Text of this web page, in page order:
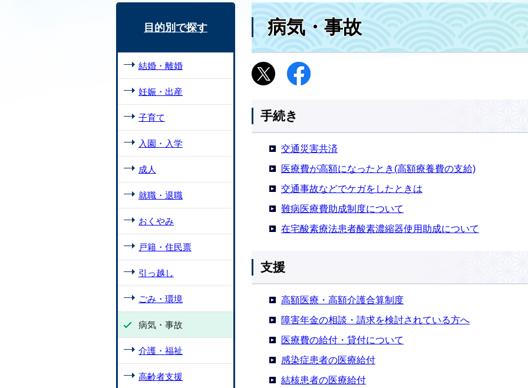
病気・事故
手続き
交通災害共済
医療費が高額になったとき(高額療養費の支給)
交通事故などでケガをしたときは
難病医療費助成制度について
在宅酸素療法患者酸素濃縮器使用助成について
支援
高額医療・高額介護合算制度
障害年金の相談・請求を検討されている方へ
医療費の給付・貸付について
感染症患者の医療給付
結核患者の医療給付
目的別で探す
結婚・離婚
妊娠・出産
子育て
入園・入学
成人
就職・退職
おくやみ
戸籍・住民票
引っ越し
ごみ・環境
病気・事故
介護・福祉
高齢者支援